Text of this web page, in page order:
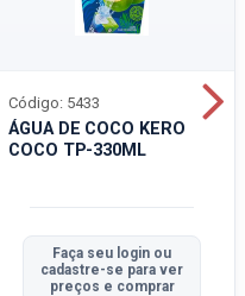
ÁGUA DE COCO KERO
COCO TP-330ML
Código: 5433
Faça seu login ou
cadastre-se para ver
preços e comprar